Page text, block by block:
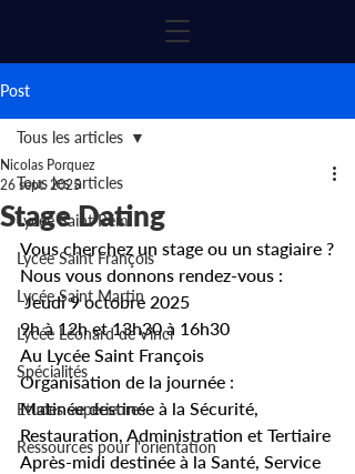
Post
Tous les articles
Lycée Saint Rémi
Lycée Saint François
Lycée Saint Martin
Lycée Léonard de Vinci
Spécialités
Etudes supérieures
Ressources pour l'orientation
Tous les articles
Stage Dating
Nicolas Porquez
26 sept. 2025
Vous cherchez un stage ou un stagiaire ?
Nous vous donnons rendez-vous :
Jeudi 9 octobre 2025
9h à 12h et 13h30 à 16h30
Au Lycée Saint François
Organisation de la journée :
Matinée destinée à la Sécurité,
Restauration, Administration et Tertiaire
Après-midi destinée à la Santé, Service